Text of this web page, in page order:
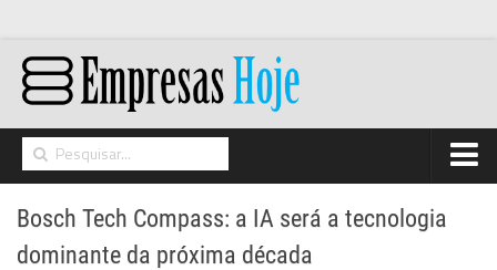
Home
Networking
Bosch Tech Compass: a IA será a tecnologia
dominante da próxima década